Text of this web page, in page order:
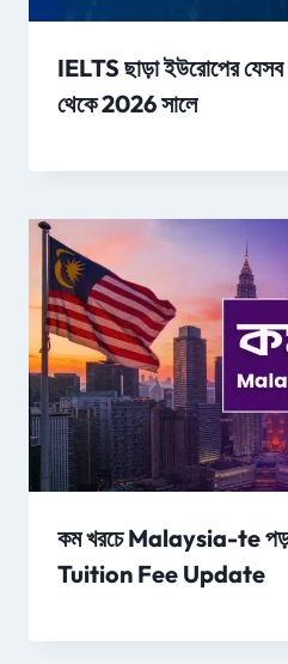
IELTS ছাড়া ইউরোপের যেসব
থেকে 2026 সালে
কম খরচে Malaysia-te
Tuition Fee Update